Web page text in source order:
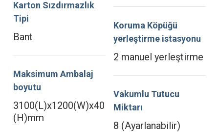
Karton Sızdırmazlık
Tipi
Bant
Maksimum Ambalaj
boyutu
3100(L)x1200(W)x40
(H)mm
Koruma Köpüğü
yerleştirme istasyonu
2 manuel yerleştirme
Vakumlu Tutucu
Miktarı
8 (Ayarlanabilir)